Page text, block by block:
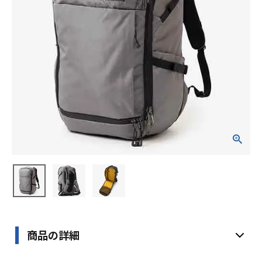
SALE品はこちら
INFORMATIOM
ご利用ガイド
お問い合わせ
メルマガ登録
商品の詳細